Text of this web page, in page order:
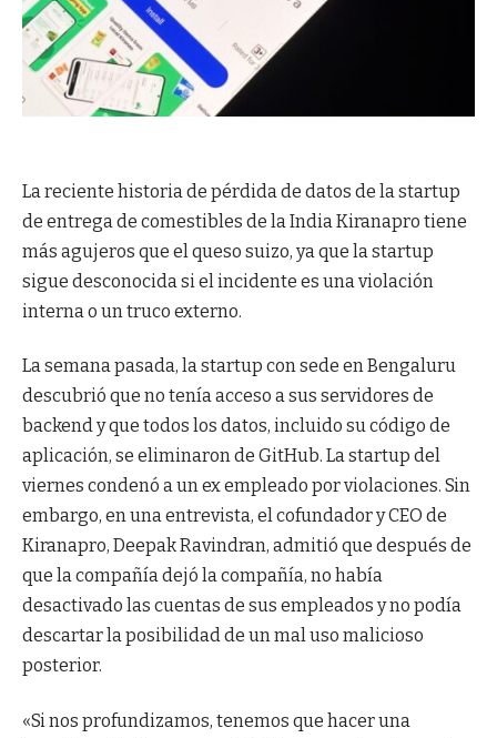
La reciente historia de pérdida de datos de la startup
de entrega de comestibles de la India Kiranapro tiene
más agujeros que el queso suizo, ya que la startup
sigue desconocida si el incidente es una violación
interna o un truco externo.
La semana pasada, la startup con sede en Bengaluru
descubrió que no tenía acceso a sus servidores de
backend y que todos los datos, incluido su código de
aplicación, se eliminaron de GitHub. La startup del
viernes condenó a un ex empleado por violaciones. Sin
embargo, en una entrevista, el cofundador y CEO de
Kiranapro, Deepak Ravindran, admitió que después de
que la compañía dejó la compañía, no había
desactivado las cuentas de sus empleados y no podía
descartar la posibilidad de un mal uso malicioso
posterior.
«Si nos profundizamos, tenemos que hacer una